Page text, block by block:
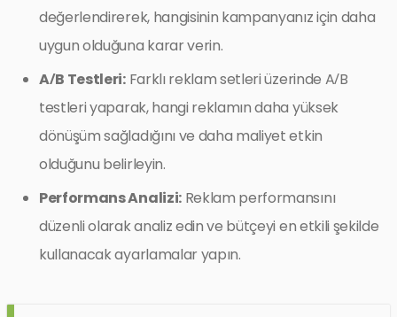
değerlendirerek, hangisinin kampanyanız için daha
uygun olduğuna karar verin.
A/B Testleri:Farklı reklam setleri üzerinde A/B
testleri yaparak, hangi reklamın daha yüksek
dönüşüm sağladığını ve daha maliyet etkin
olduğunu belirleyin.
Performans Analizi:Reklam performansını
düzenli olarak analiz edin ve bütçeyi en etkili şekilde
kullanacak ayarlamalar yapın.